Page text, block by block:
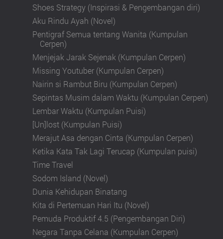
Shoes Strategy (Inspirasi & Pengembangan diri)
Aku Rindu Ayah (Novel)
Pentigraf Semua tentang Wanita (Kumpulan
Cerpen)
Menjejak Jarak Sejenak (Kumpulan Cerpen)
Missing Youtuber (Kumpulan Cerpen)
Nairin si Rambut Biru (Kumpulan Cerpen)
Sepintas Musim dalam Waktu (Kumpulan Cerpen)
Lembar Waktu (Kumpulan Puisi)
[Un]lost (Kumpulan Puisi)
Merajut Asa dengan Cinta (Kumpulan Cerpen)
Ketika Kata Tak Lagi Terucap (Kumpulan puisi)
Time Travel
Sodom Island (Novel)
Dunia Kehidupan Binatang
Kita di Pertemuan Hari Itu (Novel)
Pemuda Produktif 4.5 (Pengembangan Diri)
Negara Tanpa Celana (Kumpulan Cerpen)